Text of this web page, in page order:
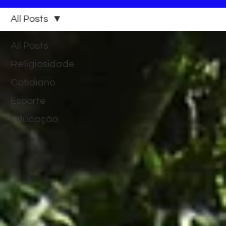
All Posts
Religiosidade
Cotidiano
Esporte
Educação
All Posts